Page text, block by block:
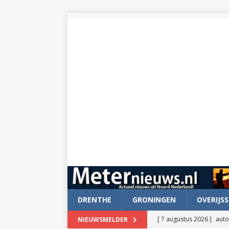
DRENTHE GRONINGEN
NIEUWSMELDER [ 7 augustus 2026 ]